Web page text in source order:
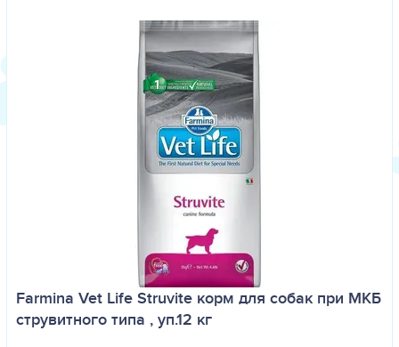
Farmina Vet Life Struvite корм для собак при МКБ
струвитного типа , уп.12 кг